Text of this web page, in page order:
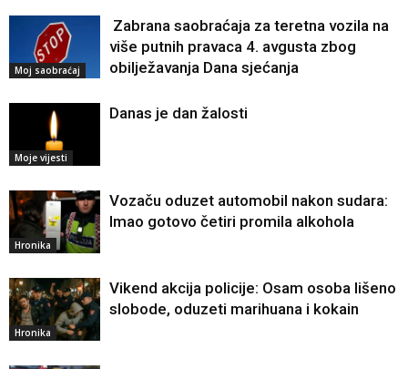
Moj saobraćaj
Zabrana saobraćaja za teretna vozila na
više putnih pravaca 4. avgusta zbog
obilježavanja Dana sjećanja
Moje vijesti
Danas je dan žalosti
Hronika
Vozaču oduzet automobil nakon sudara:
Imao gotovo četiri promila alkohola
Hronika
Vikend akcija policije: Osam osoba lišeno
slobode, oduzeti marihuana i kokain